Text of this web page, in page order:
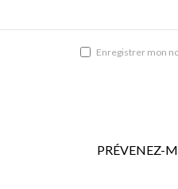
Enregistrer mon
PRÉVENEZ-